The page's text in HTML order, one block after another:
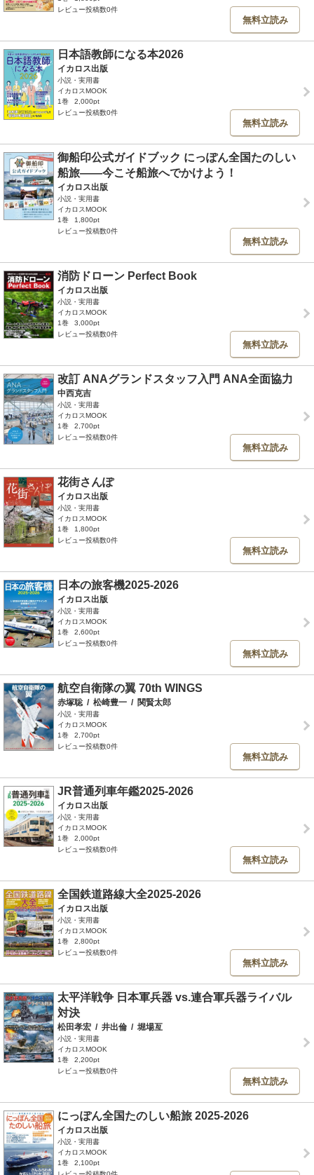
レビュー投稿数0件
無料立読み
日本語教師になる本2026
イカロス出版
小説・実用書
イカロスMOOK
1巻
2,000pt
レビュー投稿数0件
無料立読み
御船印公式ガイドブック にっぽん全国たのしい
船旅――今こそ船旅へでかけよう！
イカロス出版
小説・実用書
イカロスMOOK
1巻
1,800pt
レビュー投稿数0件
無料立読み
消防ドローン Perfect Book
イカロス出版
小説・実用書
イカロスMOOK
1巻
3,000pt
レビュー投稿数0件
無料立読み
改訂 ANAグランドスタッフ入門 ANA全面協力
中西克吉
小説・実用書
イカロスMOOK
1巻
2,700pt
レビュー投稿数0件
無料立読み
花街さんぽ
イカロス出版
小説・実用書
イカロスMOOK
1巻
1,800pt
レビュー投稿数0件
無料立読み
日本の旅客機2025-2026
イカロス出版
小説・実用書
イカロスMOOK
1巻
2,600pt
レビュー投稿数0件
無料立読み
航空自衛隊の翼 70th WINGS
赤塚聡 / 松崎豊一 / 関賢太郎
小説・実用書
イカロスMOOK
1巻
2,700pt
レビュー投稿数0件
無料立読み
JR普通列車年鑑2025-2026
イカロス出版
小説・実用書
イカロスMOOK
1巻
2,000pt
レビュー投稿数0件
無料立読み
全国鉄道路線大全2025-2026
イカロス出版
小説・実用書
イカロスMOOK
1巻
2,800pt
レビュー投稿数0件
無料立読み
太平洋戦争 日本軍兵器 vs.連合軍兵器ライバル
対決
松田孝宏 / 井出倫 / 堀場亙
小説・実用書
イカロスMOOK
1巻
2,200pt
レビュー投稿数0件
無料立読み
にっぽん全国たのしい船旅 2025-2026
イカロス出版
小説・実用書
イカロスMOOK
1巻
2,100pt